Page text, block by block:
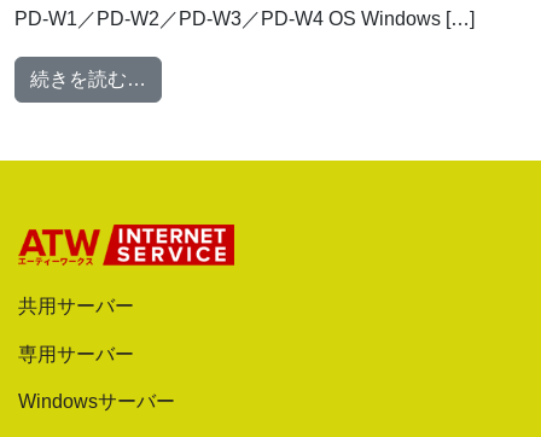
PD-W1／PD-W2／PD-W3／PD-W4 OS Windows […]
続きを読む…
共用サーバー
専用サーバー
Windowsサーバー